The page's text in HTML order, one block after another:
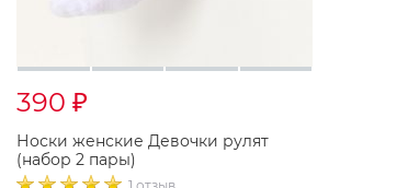
390 ₽
Носки женские Девочки рулят
(набор 2 пары)